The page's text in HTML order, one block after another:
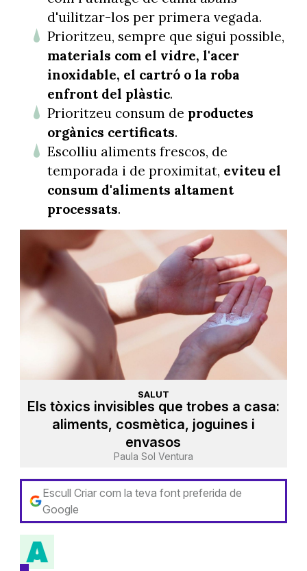
d'uilitzar-los per primera vegada.
Prioritzeu, sempre que sigui possible,
materials com el vidre, l'acer
inoxidable, el cartró o la roba
enfront del plàstic.
Prioritzeu consum de productes
orgànics certificats.
Escolliu aliments frescos, de
temporada i de proximitat, eviteu el
consum d'aliments altament
processats.
SALUT
Els tòxics invisibles que trobes a casa:
aliments, cosmètica, joguines i
envasos
Paula Sol Ventura
Escull Criar com la teva font preferida de
Google